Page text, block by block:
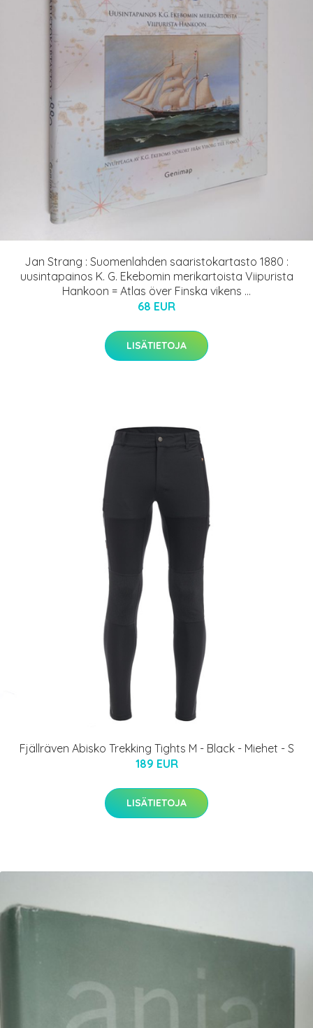
Jan Strang : Suomenlahden saaristokartasto 1880 :
uusintapainos K. G. Ekebomin merikartoista Viipurista
Hankoon = Atlas över Finska vikens ...
68 EUR
LISÄTIETOJA
Fjällräven Abisko Trekking Tights M - Black - Miehet - S
189 EUR
LISÄTIETOJA